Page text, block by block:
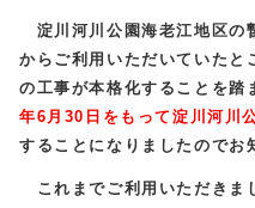
淀川河川公園海老江地区の
からご利用いただいていたと
の工事が本格化することを踏
年6月30日をもって淀川河川
することになりましたのでお
これまでご利用いただきま